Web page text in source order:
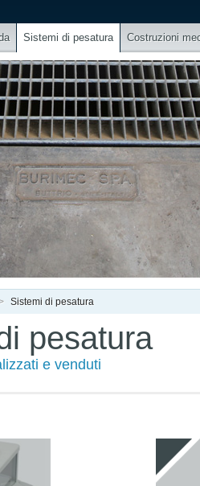
Sistemi di pesatura Costruzioni
Sistemi di pesatura
pesatura
e venduti